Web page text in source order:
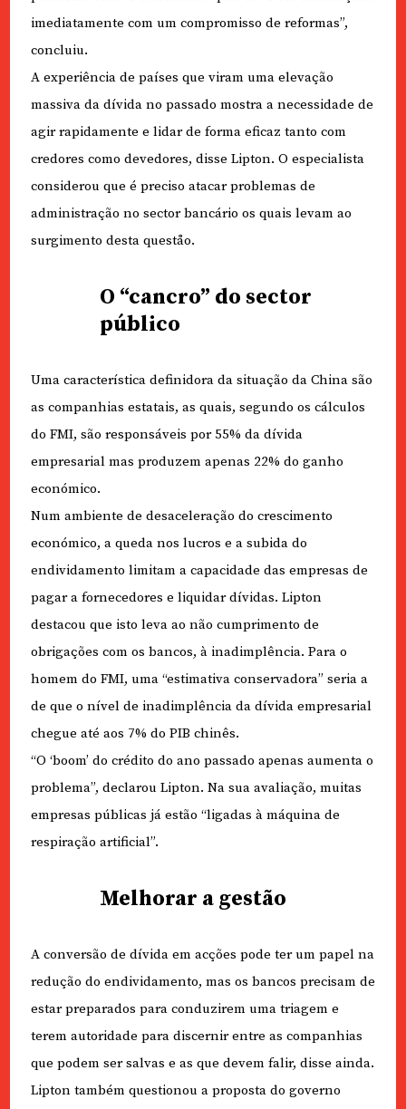
imediatamente com um compromisso de reformas”,
concluiu.
A experiência de países que viram uma elevação
massiva da dívida no passado mostra a necessidade de
agir rapidamente e lidar de forma eficaz tanto com
credores como devedores, disse Lipton. O especialista
considerou que é preciso atacar problemas de
administração no sector bancário os quais levam ao
surgimento desta queståo.
O “cancro” do sector
público
Uma característica definidora da situação da China são
as companhias estatais, as quais, segundo os cálculos
do FMI, são responsáveis por 55% da dívida
empresarial mas produzem apenas 22% do ganho
económico.
Num ambiente de desaceleração do crescimento
económico, a queda nos lucros e a subida do
endividamento limitam a capacidade das empresas de
pagar a fornecedores e liquidar dívidas. Lipton
destacou que isto leva ao não cumprimento de
obrigações com os bancos, à inadimplência. Para o
homem do FMI, uma “estimativa conservadora” seria a
de que o nível de inadimplência da dívida empresarial
chegue até aos 7% do PIB chinês.
“O ‘boom’ do crédito do ano passado apenas aumenta o
problema”, declarou Lipton. Na sua avaliação, muitas
empresas públicas já estão “ligadas à máquina de
respiração artificial”.
Melhorar a gestão
A conversão de dívida em acções pode ter um papel na
redução do endividamento, mas os bancos precisam de
estar preparados para conduzirem uma triagem e
terem autoridade para discernir entre as companhias
que podem ser salvas e as que devem falir, disse ainda.
Lipton também questionou a proposta do governo